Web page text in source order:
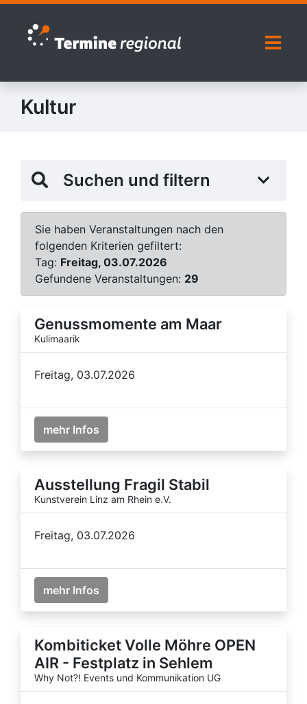
Zur Navigation springen
Zum Inhalt springen
Kultur
Suchen und filtern
Sie haben Veranstaltungen nach den
folgenden Kriterien gefiltert:
Tag: Freitag, 03.07.2026
Gefundene Veranstaltungen: 29
Genussmomente am Maar
Kulimaarik
Freitag, 03.07.2026
mehr Infos
Ausstellung Fragil Stabil
Kunstverein Linz am Rhein e.V.
Freitag, 03.07.2026
mehr Infos
Kombiticket Volle Möhre OPEN
AIR - Festplatz in Sehlem
Why Not?! Events und Kommunikation UG